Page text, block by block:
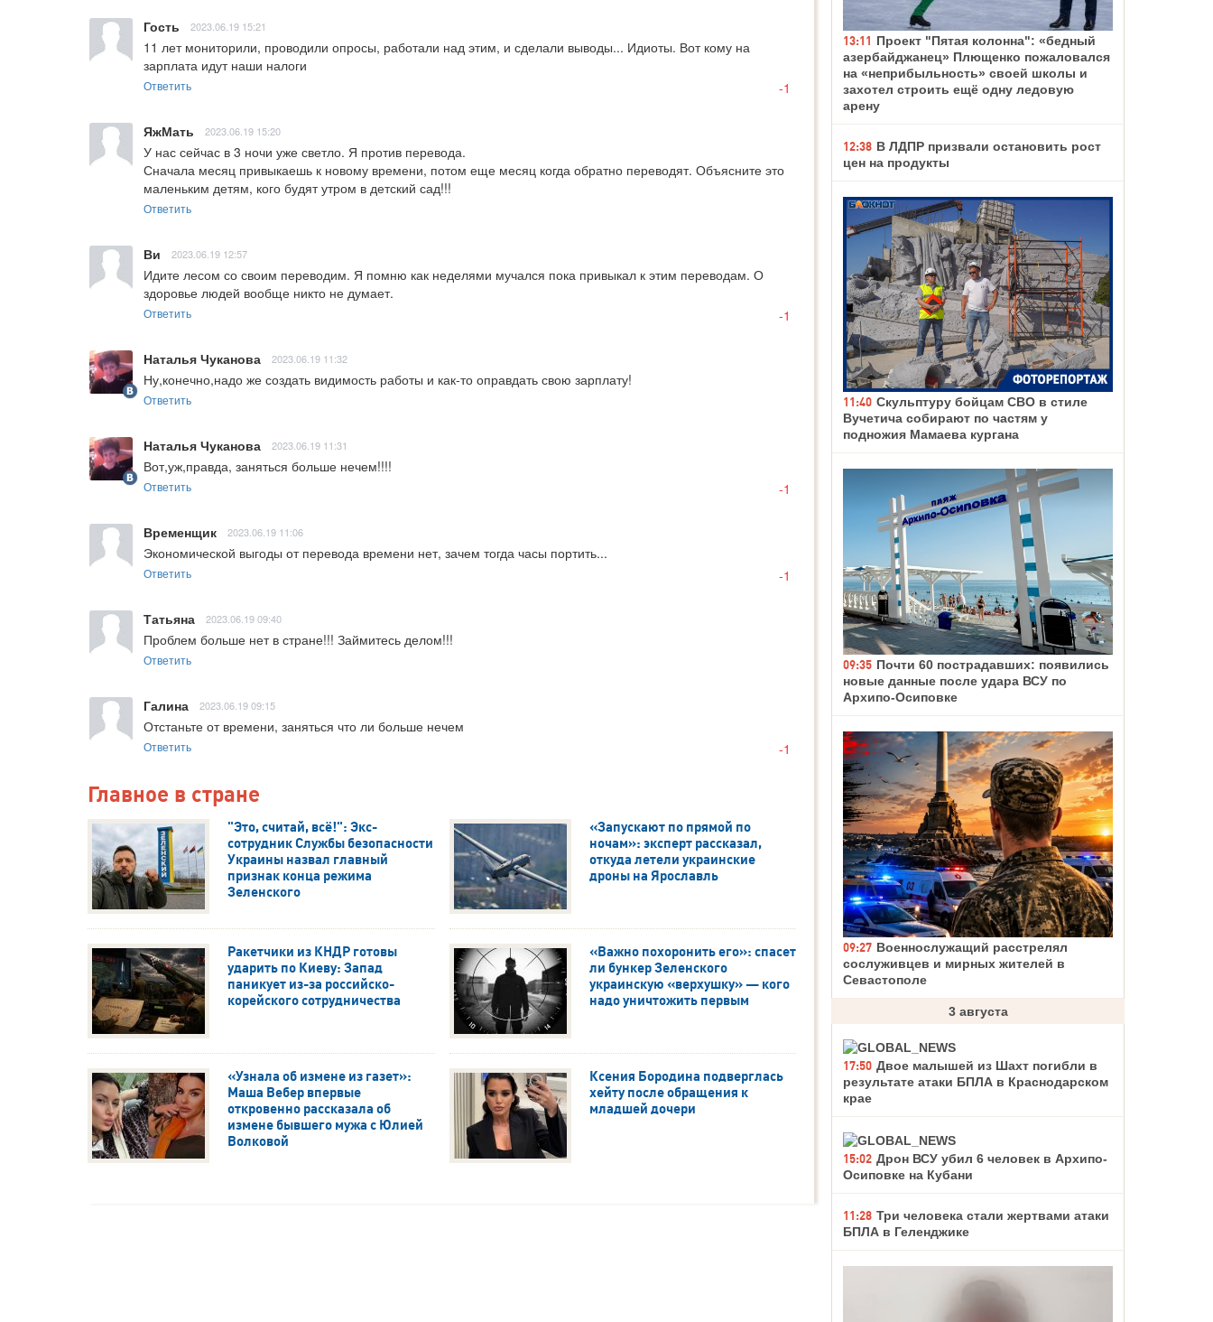
Гость 2023.06.19 15:21
11 лет мониторили, проводили опросы, работали над этим, и сделали выводы... Идиоты. Вот кому на
зарплата идут наши налоги
Ответить -1
ЯжМать 2023.06.19 15:20
У нас сейчас в 3 ночи уже светло. Я против перевода.
Сначала месяц привыкаешь к новому времени, потом еще месяц когда обратно переводят. Объясните это
маленьким детям, кого будят утром в детский сад!!!
Ответить
Ви 2023.06.19 12:57
Идите лесом со своим переводим. Я помню как неделями мучался пока привыкал к этим переводам. О
здоровье людей вообще никто не думает.
Ответить -1
Наталья Чуканова 2023.06.19 11:32
Ну,конечно,надо же создать видимость работы и как-то оправдать свою зарплату!
Ответить
Наталья Чуканова 2023.06.19 11:31
Вот,уж,правда, заняться больше нечем!!!!
Ответить -1
Временщик 2023.06.19 11:06
Экономической выгоды от перевода времени нет, зачем тогда часы портить...
Ответить -1
Татьяна 2023.06.19 09:40
Проблем больше нет в стране!!! Займитесь делом!!!
Ответить
Галина 2023.06.19 09:15
Отстаньте от времени, заняться что ли больше нечем
Ответить -1
Главное в стране
"Это, считай, всё!": Экс-
сотрудник Службы безопасности
Украины назвал главный
признак конца режима
Зеленского
«Запускают по прямой по
ночам»: эксперт рассказал,
откуда летели украинские
дроны на Ярославль
Ракетчики из КНДР готовы
ударить по Киеву: Запад
паникует из-за российско-
корейского сотрудничества
«Важно похоронить его»: спасет
ли бункер Зеленского
украинскую «верхушку» — кого
надо уничтожить первым
«Узнала об измене из газет»:
Маша Вебер впервые
откровенно рассказала об
измене бывшего мужа с Юлией
Волковой
Ксения Бородина подверглась
хейту после обращения к
младшей дочери
13:11 Проект "Пятая колонна": «бедный
азербайджанец» Плющенко пожаловался
на «неприбыльность» своей школы и
захотел строить ещё одну ледовую
арену
12:38 В ЛДПР призвали остановить рост
цен на продукты
11:40 Скульптуру бойцам СВО в стиле
Вучетича собирают по частям у
подножия Мамаева кургана
09:35 Почти 60 пострадавших: появились
новые данные после удара ВСУ по
Архипо-Осиповке
09:27 Военнослужащий расстрелял
сослуживцев и мирных жителей в
Севастополе
3 августа
17:50 Двое малышей из Шахт погибли в
результате атаки БПЛА в Краснодарском
крае
15:02 Дрон ВСУ убил 6 человек в Архипо-
Осиповке на Кубани
11:28 Три человека стали жертвами атаки
БПЛА в Геленджике